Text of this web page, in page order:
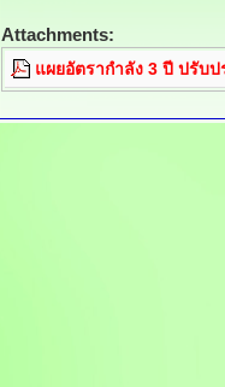
Attachments:
แผยอัตรากำลัง 3 ปี ปรับ